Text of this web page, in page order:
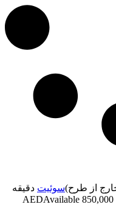
سوئیت دقیقه
Available